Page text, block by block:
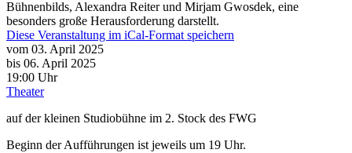
Bühnenbilds, Alexandra Reiter und Mirjam Gwosdek, eine
besonders große Herausforderung darstellt.
Diese Veranstaltung im iCal-Format speichern
vom 03. April 2025
bis 06. April 2025
19:00 Uhr
Theater
auf der kleinen Studiobühne im 2. Stock des FWG
Beginn der Aufführungen ist jeweils um 19 Uhr.